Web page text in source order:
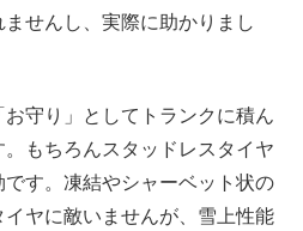
せんし、実際に助かりまし
守り」としてトランクに積ん
もちろんスタッドレスタイヤ
す。凍結やシャーベット状の
ヤに敵いませんが、雪上性能